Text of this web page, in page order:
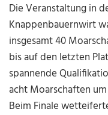
Die Veranstaltung in
Knappenbauernwirt
insgesamt 40
bis auf den letzten
spannende
acht Moarschaften
Beim Finale